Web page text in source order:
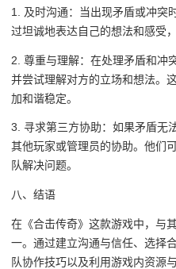
1. 及时沟通：当出现矛盾或冲突
过坦诚地表达自己的想法和感受
2. 尊重与理解：在处理矛盾和冲
并尝试理解对方的立场和想法。
加和谐稳定。
3. 寻求第三方协助：如果矛盾无
其他玩家或管理员的协助。他们
队解决问题。
八、结语
在《合击传奇》这款游戏中，与
一。通过建立沟通与信任、选择
队协作技巧以及利用游戏内资源